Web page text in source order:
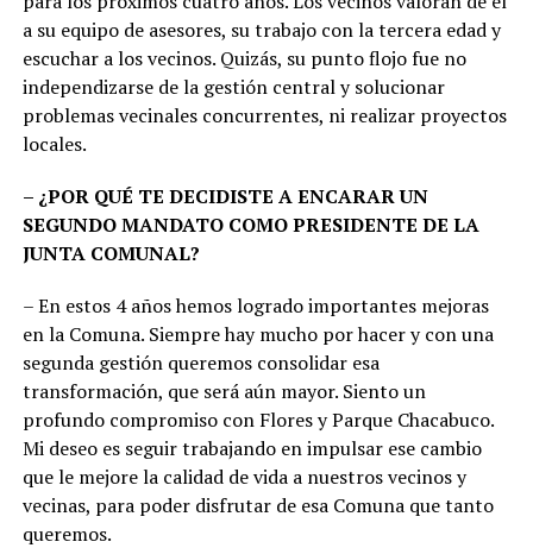
a su equipo de asesores, su trabajo con la tercera edad y
escuchar a los vecinos. Quizás, su punto flojo fue no
independizarse de la gestión central y solucionar
problemas vecinales concurrentes, ni realizar proyectos
locales.
– ¿POR QUÉ TE DECIDISTE A ENCARAR UN
SEGUNDO MANDATO COMO PRESIDENTE DE LA
JUNTA COMUNAL?
– En estos 4 años hemos logrado importantes mejoras
en la Comuna. Siempre hay mucho por hacer y con una
segunda gestión queremos consolidar esa
transformación, que será aún mayor. Siento un
profundo compromiso con Flores y Parque Chacabuco.
Mi deseo es seguir trabajando en impulsar ese cambio
que le mejore la calidad de vida a nuestros vecinos y
vecinas, para poder disfrutar de esa Comuna que tanto
queremos.